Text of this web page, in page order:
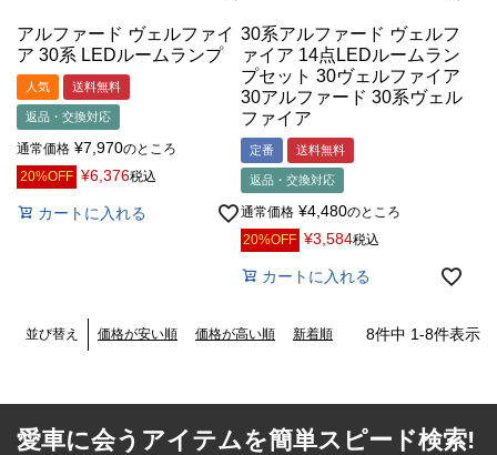
アルファード ヴェルファイ
ア 30系 LEDルームランプ
人気 送料無料
返品・交換対応
通常価格 ¥7,970のところ
20%OFF ¥6,376税込
カートに入れる
30系アルファード ヴェルフ
ァイア 14点LEDルームラン
プセット 30ヴェルファイア
30アルファード 30系ヴェル
ファイア
定番 送料無料
返品・交換対応
通常価格 ¥4,480のところ
20%OFF ¥3,584税込
カートに入れる
並び替え 価格が安い順 価格が高い順 新着順 8件中 1-8件表示
愛車に会うアイテムを簡単スピード検索!